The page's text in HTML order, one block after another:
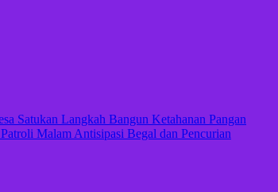
Satukan Langkah Bangun Ketahanan Pangan
Malam Antisipasi Begal dan Pencurian